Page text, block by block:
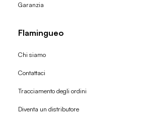
Garanzia
Flamingueo
Chi siamo
Contattaci
Tracciamento degli ordini
Diventa un distributore